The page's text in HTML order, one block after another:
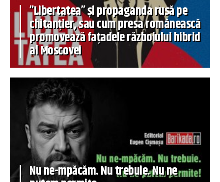
”Libertatea” și propaganda rusă pe
chitanțier, sau cum presa românească
promovează fațadele războiului hibrid
al Moscovei
Nu ne-mpăcăm. Nu trebuie. Nu ne